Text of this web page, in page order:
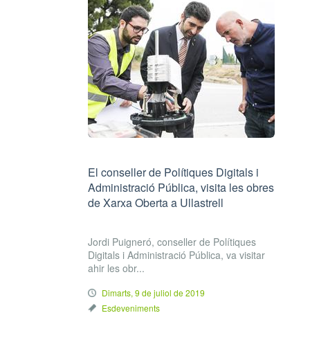
El conseller de Polítiques Digitals i
Administració Pública, visita les obres
de Xarxa Oberta a Ullastrell
Jordi Puigneró, conseller de Polítiques
Digitals i Administració Pública, va visitar
ahir les obr...
Dimarts, 9 de juliol de 2019
Esdeveniments